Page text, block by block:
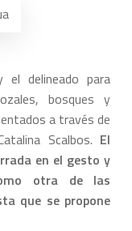
delineado para
bosques y
a través de
Scalbos. El
en el gesto y
otra de las
que se propone